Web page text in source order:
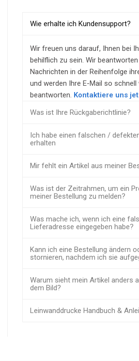
Wie erhalte ich Kundensupport?
Wir freuen uns darauf, Ihnen bei
behilflich zu sein. Wir
Nachrichten in der Reihenfolge
und werden Ihre E-Mail so
beantworten. Kontaktiere uns
Was ist Ihre Rückgaberichtlinie?
Ich habe einen falschen /
erhalten
Mir fehlt ein Artikel aus meiner
Was ist der Zeitrahmen, um ein
meiner Bestellung zu melden?
Was mache ich, wenn ich eine
Lieferadresse eingegeben habe?
Kann ich eine Bestellung ändern
stornieren, nachdem ich sie
Warum sieht mein Artikel anders
dem Bild?
Leinwanddrucke Handbuch &